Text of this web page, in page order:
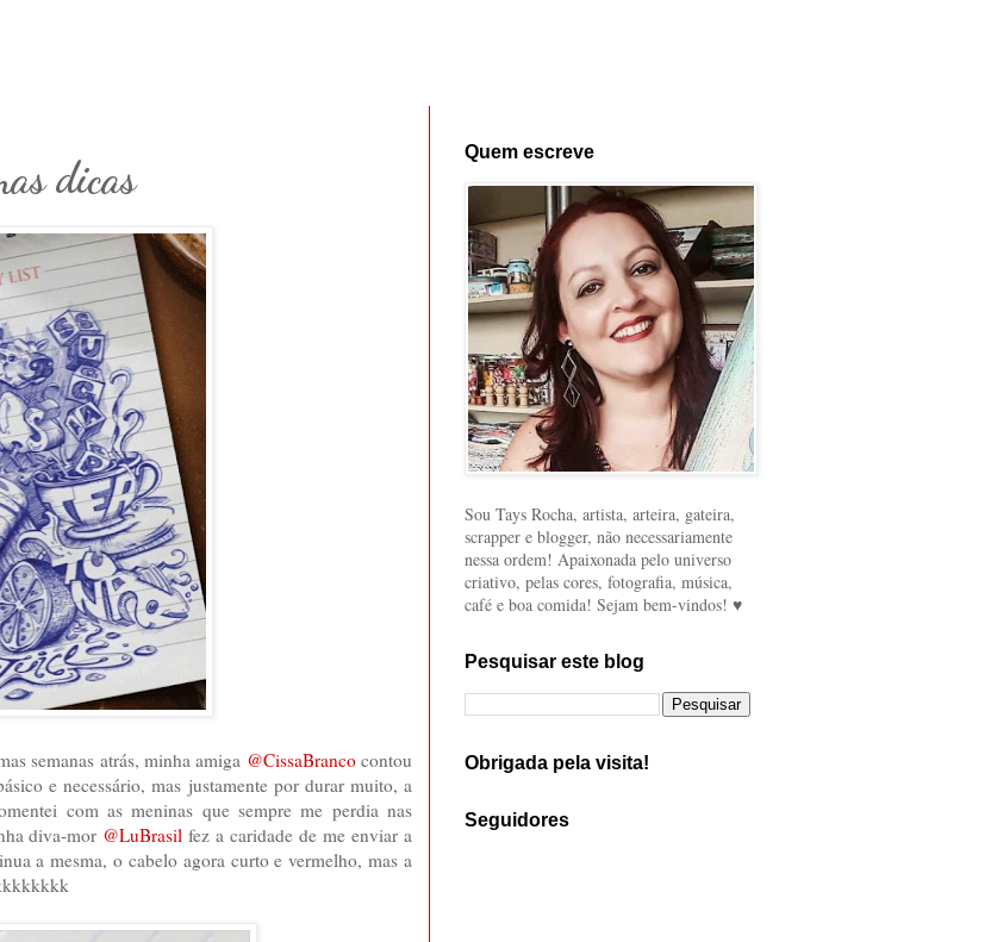
dicas
semanas atrás, minha amiga @CissaBrancocontou
e necessário, mas justamente por durar muito, a
com as meninas que sempre me perdia nas
diva-mor @LuBrasil fez a caridade de me enviar a
a mesma, o cabelo agora curto e vermelho, mas a
Quem escreve
Sou Tays Rocha, artista, arteira, gateira,
scrapper e blogger, não necessariamente
nessa ordem! Apaixonada pelo universo
criativo, pelas cores, fotografia, música,
café e boa comida! Sejam bem-vindos! ♥
Pesquisar este blog
Obrigada pela visita!
Seguidores